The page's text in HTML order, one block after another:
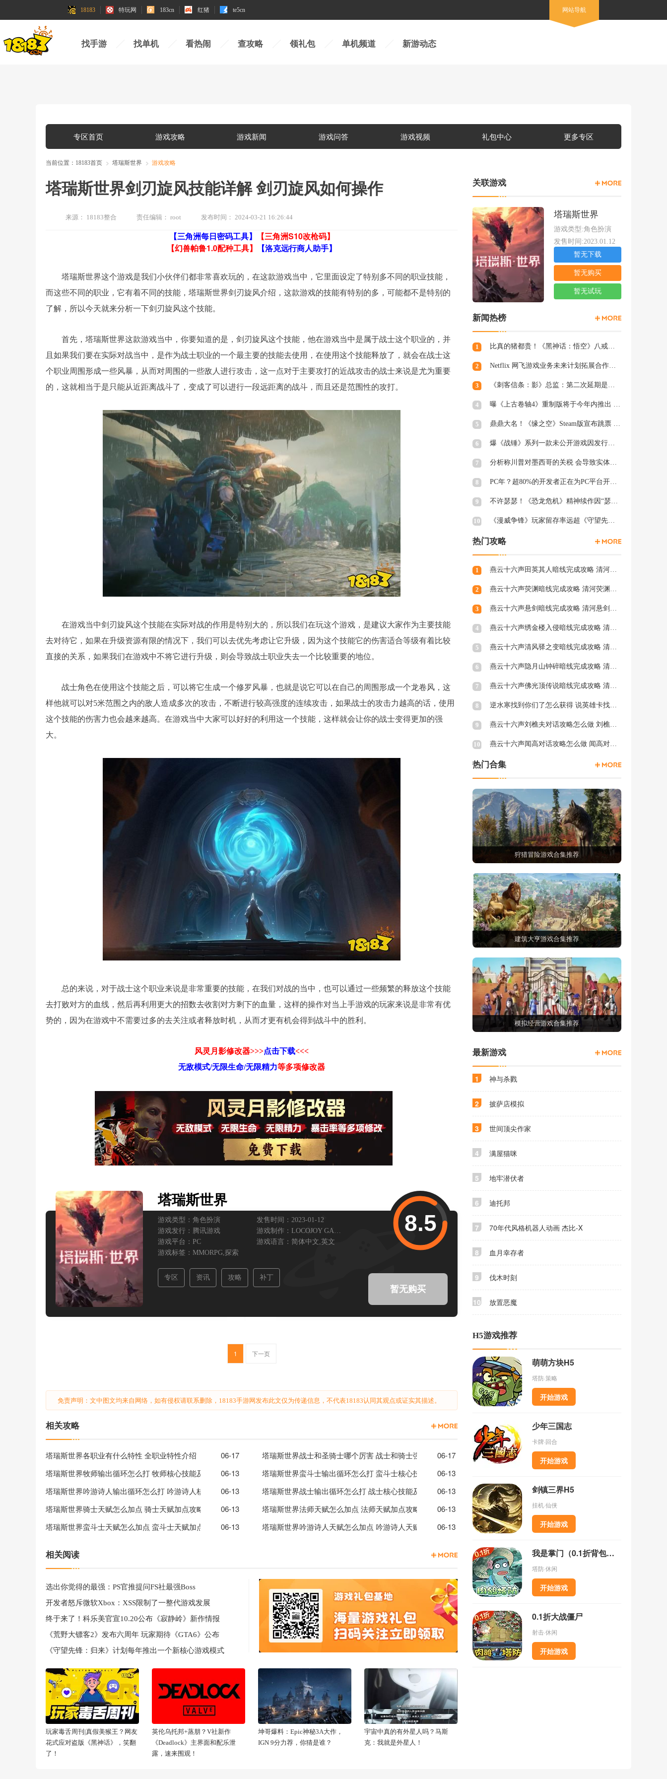
18183 特玩网 183cn 红猪 te5cn 网站导航
找手游 找单机 看热闹 查攻略 领礼包 单机频道 新游动态
专区首页 游戏攻略 游戏新闻 游戏问答 游戏视频 礼包中心 更多专区
当前位置： 18183首页 塔瑞斯世界 游戏攻略
塔瑞斯世界剑刃旋风技能详解 剑刃旋风如何操作
来源： 18183整合 责任编辑： root 发布时间： 2024-03-21 16:26:44
【三角洲每日密码工具】
【三角洲S10改枪码】
【幻兽帕鲁1.0配种工具】
【洛克远行商人助手】
塔瑞斯世界这个游戏是我们小伙伴们都非常喜欢玩的，在这款游戏当中，它里面设定了特别多不同的职业技能，
而这些不同的职业，它有着不同的技能，塔瑞斯世界剑刃旋风介绍，这款游戏的技能有特别的多，可能都不是特别的
了解，所以今天就来分析一下剑刃旋风这个技能。
首先，塔瑞斯世界这款游戏当中，你要知道的是，剑刃旋风这个技能，他在游戏当中是属于战士这个职业的，并
且如果我们要在实际对战当中，是作为战士职业的一个最主要的技能去使用，在使用这个技能释放了，就会在战士这
个职业周围形成一些风暴，从而对周围的一些敌人进行攻击，这一点对于主要攻打的近战攻击的战士来说是尤为重要
的，这就相当于是只能从近距离战斗了，变成了可以进行一段远距离的战斗，而且还是范围性的攻打。
在游戏当中剑刃旋风这个技能在实际对战的作用是特别大的，所以我们在玩这个游戏，是建议大家作为主要技能
去对待它，如果在升级资源有限的情况下，我们可以去优先考虑让它升级，因为这个技能它的伤害适合等级有着比较
直接的关系，如果我们在游戏中不将它进行升级，则会导致战士职业失去一个比较重要的地位。
战士角色在使用这个技能之后，可以将它生成一个修罗风暴，也就是说它可以在自己的周围形成一个龙卷风，这
样他就可以对5米范围之内的敌人造成多次的攻击，不断进行较高强度的连续攻击，如果战士的攻击力越高的话，使用
这个技能的伤害力也会越来越高。在游戏当中大家可以好好的利用这一个技能，这样就会让你的战士变得更加的强
大。
总的来说，对于战士这个职业来说是非常重要的技能，在我们对战的当中，也可以通过一些频繁的释放这个技能
去打败对方的血线，然后再利用更大的招数去收割对方剩下的血量，这样的操作对当上手游戏的玩家来说是非常有优
势的，因为在游戏中不需要过多的去关注或者释放时机，从而才更有机会得到战斗中的胜利。
风灵月影修改器>>>点击下载<<<
无敌模式/无限生命/无限精力等多项修改器
塔瑞斯世界
游戏类型： 角色扮演
发售时间：2023-01-12
游戏发行： 腾讯游戏 游戏制作： LOCOJOY GAMES
游戏平台： PC 游戏语言： 简体中文,英文
游戏标签： MMORPG,探索
专区 资讯 攻略 补丁
8.5
暂无购买
1 下一页
免责声明：文中图文均来自网络，如有侵权请联系删除，18183手游网发布此文仅为传递信息，不代表18183认同其观点或证实其描述。
相关攻略
塔瑞斯世界各职业有什么特性 全职业特性介绍 06-17 塔瑞斯世界战士和圣骑士哪个厉害 战士和骑士强度解析06-17
塔瑞斯世界牧师输出循环怎么打 牧师核心技能及输出手法介绍
06-13 塔瑞斯世界蛮斗士输出循环怎么打 蛮斗士核心技能及输出手法介绍
06-13
塔瑞斯世界吟游诗人输出循环怎么打 吟游诗人核心技能及输出手法介绍
06-13 塔瑞斯世界战士输出循环怎么打 战士核心技能及输出手法介绍
06-13
塔瑞斯世界骑士天赋怎么加点 骑士天赋加点攻略
06-13 塔瑞斯世界法师天赋怎么加点 法师天赋加点攻略
06-13
塔瑞斯世界蛮斗士天赋怎么加点 蛮斗士天赋加点攻略
06-13 塔瑞斯世界吟游诗人天赋怎么加点 吟游诗人天赋加点攻略
06-13
相关阅读
选出你觉得的最强：PS官推提问FS社最强Boss
开发者怒斥微软Xbox：XSS限制了一整代游戏发展
终于来了！科乐美官宣10.20公布《寂静岭》新作情报
《荒野大镖客2》发布六周年 玩家期待《GTA6》公布
《守望先锋：归来》计划每年推出一个新核心游戏模式
玩家毒舌周刊|真假美猴王？网友
花式应对盗版《黑神话》，笑翻
了！
英伦乌托邦+蒸朋？V社新作
《Deadlock》主界面和配乐泄
露，速来围观！
坤哥爆料：Epic神秘3A大作，
IGN 9分力荐，你猜是谁？
宇宙中真的有外星人吗？马斯
克：我就是外星人！
关联游戏
塔瑞斯世界
游戏类型:角色扮演
发售时间:2023.01.12
暂无下载
暂无购买
暂无试玩
新闻热榜
1 比真的猪都贵！《黑神话：悟空》八戒手办开订：根根分明的猪毛
2 Netflix 网飞游戏业务未来计划拓展合作和家庭类游戏
3 《刺客信条：影》总监：第二次延期是因为屋顶太复杂
4 曝《上古卷轴4》重制版将于今年内推出 虚幻5加持
5 鼎鼎大名！《缘之空》Steam版宣布跳票 将延期至2月28日发售
6 爆《战锤》系列一款未公开游戏因发行商撤资而夭折，开发被迫中断
7 分析称川普对墨西哥的关税 会导致实体游戏价格上涨
8 PC年？超80%的开发者正在为PC平台开发游戏 NS2为8%
9 不许瑟瑟！《恐龙危机》精神续作因“瑟瑟Mod”拒绝登陆PC
10 《漫威争锋》玩家留存率远超《守望先锋2》、《绝地潜兵2》等游戏
热门攻略
1 燕云十六声田英其人暗线完成攻略 清河田英其人暗涌怎么触发
2 燕云十六声荧渊暗线完成攻略 清河荧渊暗涌怎么触发
3 燕云十六声悬剑暗线完成攻略 清河悬剑暗涌怎么触发
4 燕云十六声绣金楼入侵暗线完成攻略 清河绣金楼入侵暗涌怎么触发
5 燕云十六声清风驿之变暗线完成攻略 清河清风驿之变暗涌怎么触发
6 燕云十六声隐月山钟碎暗线完成攻略 清河隐月山钟碎暗涌怎么触发
7 燕云十六声佛光顶传说暗线完成攻略 清河佛光顶传说暗涌怎么触发
8 逆水寒找到你们了怎么获得 说英雄卡找到你们了获得方法
9 燕云十六声刘樵夫对话攻略怎么做 刘樵夫对话结交攻略一览
10 燕云十六声闻高对话攻略怎么做 闻高对话结交攻略一览
热门合集
狩猎冒险游戏合集推荐
建筑大亨游戏合集推荐
模拟经营游戏合集推荐
最新游戏
1 神与杀戮
2 披萨店模拟
3 世间顶尖作家
4 满屋猫咪
5 地牢潜伏者
6 迪托邦
7 70年代风格机器人动画 杰比-X
8 血月幸存者
9 伐木时刻
10 放置恶魔
H5游戏推荐
萌萌方块H5
塔防·策略
开始游戏
少年三国志
卡牌·回合
开始游戏
剑镇三界H5
挂机·仙侠
开始游戏
我是掌门（0.1折背包乱斗）
塔防·休闲
开始游戏
0.1折大战僵尸
射击·休闲
开始游戏